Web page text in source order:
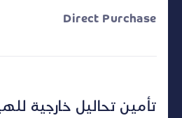
Direct Purchase
تأمين تحاليل خارجية